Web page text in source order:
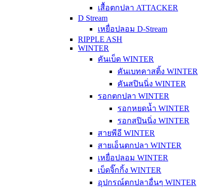
เสื้อตกปลา ATTACKER
D Stream
เหยื่อปลอม D-Stream
RIPPLE ASH
WINTER
คันเบ็ด WINTER
คันเบทคาสติ้ง WINTER
คันสปินนิ่ง WINTER
รอกตกปลา WINTER
รอกหยดน้ำ WINTER
รอกสปินนิ่ง WINTER
สายพีอี WINTER
สายเอ็นตกปลา WINTER
เหยื่อปลอม WINTER
เบ็ดจิ๊กกิ้ง WINTER
อุปกรณ์ตกปลาอื่นๆ WINTER